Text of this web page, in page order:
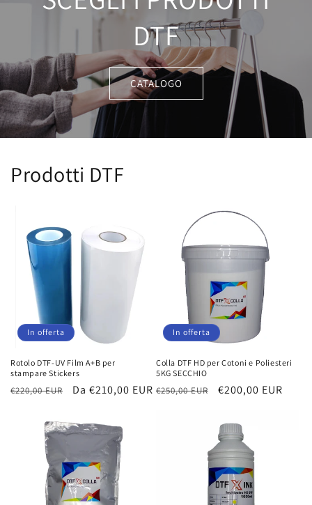
DTF
CATALOGO
Prodotti DTF
In offerta
Rotolo DTF-UV Film A+B per
stampare Stickers
Prezzo
listino
€220,00 EUR
Prezzo
Da €210,00 EUR
In offerta
Colla DTF HD per Cotoni e Poliesteri
5KG SECCHIO
Prezzo
€250,00 EUR
Prezzo
€200,00 EUR